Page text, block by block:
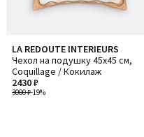
LA REDOUTE INTERIEURS
Чехол на подушку 45x45 см,
Coquillage / Кокилаж
3000 ₽-19%
2430 ₽